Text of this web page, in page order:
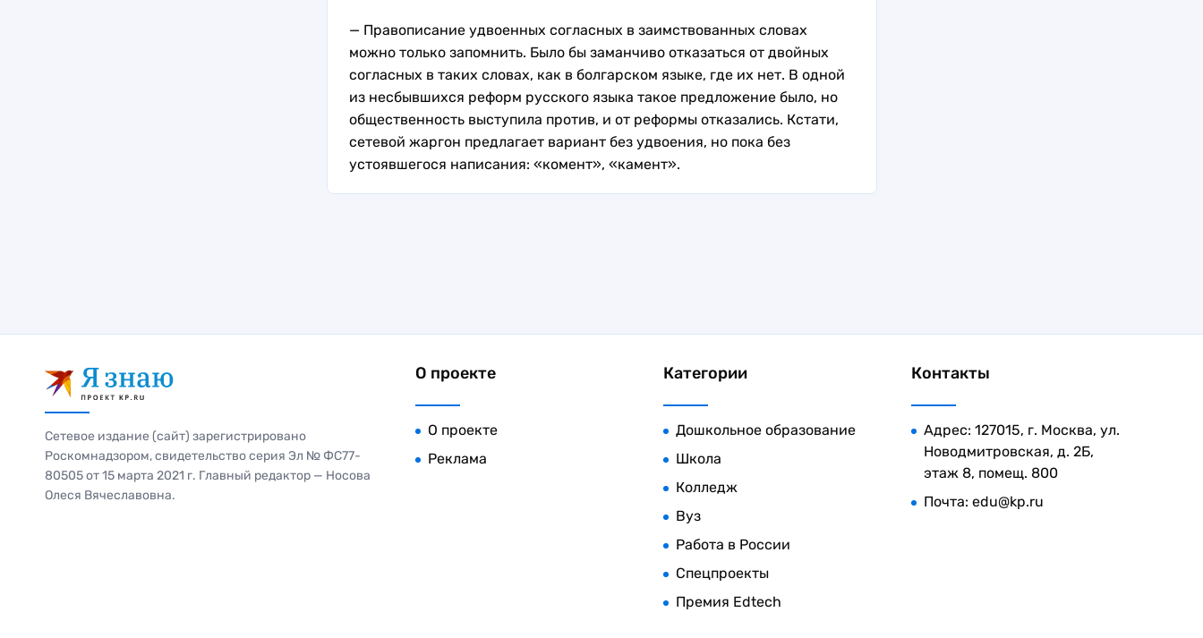
— Правописание удвоенных согласных в заимствованных словах
можно только запомнить. Было бы заманчиво отказаться от двойных
согласных в таких словах, как в болгарском языке, где их нет. В одной
из несбывшихся реформ русского языка такое предложение было, но
общественность выступила против, и от реформы отказались. Кстати,
сетевой жаргон предлагает вариант без удвоения, но пока без
устоявшегося написания: «комент», «камент».
Сетевое издание (сайт) зарегистрировано
Роскомнадзором, свидетельство серия Эл № ФС77-
80505 от 15 марта 2021 г. Главный редактор — Носова
Олеся Вячеславовна.
О проекте
О проекте
Реклама
Категории
Дошкольное образование
Школа
Колледж
Вуз
Работа в России
Спецпроекты
Премия Edtech
Контакты
Адрес: 127015, г. Москва, ул.
Новодмитровская, д. 2Б,
этаж 8, помещ. 800
Почта: edu@kp.ru